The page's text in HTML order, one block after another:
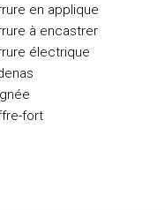
en applique
à encastrer
électrique
fort